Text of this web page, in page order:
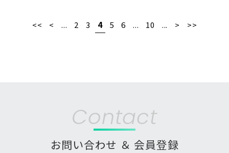
<< < ... 2 3 4 5 6 ... 10 ... > >>
Contact
お問い合わせ ＆ 会員登録